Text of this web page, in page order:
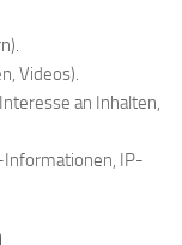
Videos).
an Inhalten,
IP-